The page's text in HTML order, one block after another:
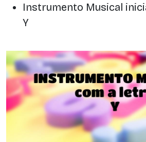
Instrumento Musical
Y